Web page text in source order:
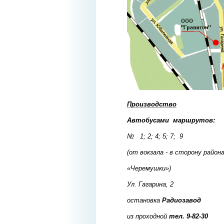
Производство
Автобусами маршрутов:
№ 1; 2; 4; 5; 7; 9
(от вокзала - в сторону района
«Черемушки»)
Ул. Гагарина, 2
остановка Радиозавод
из проходной тел. 9-82-30